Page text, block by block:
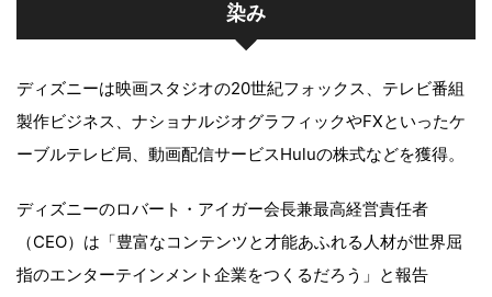
染み
ディズニーは映画スタジオの20世紀フォックス、テレビ番組
製作ビジネス、ナショナルジオグラフィックやFXといったケ
ーブルテレビ局、動画配信サービスHuluの株式などを獲得。
ディズニーのロバート・アイガー会長兼最高経営責任者
（CEO）は「豊富なコンテンツと才能あふれる人材が世界屈
指のエンターテインメント企業をつくるだろう」と報告